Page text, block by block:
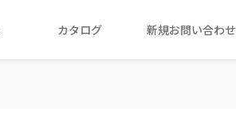
カタログ 新規お問い合わせ